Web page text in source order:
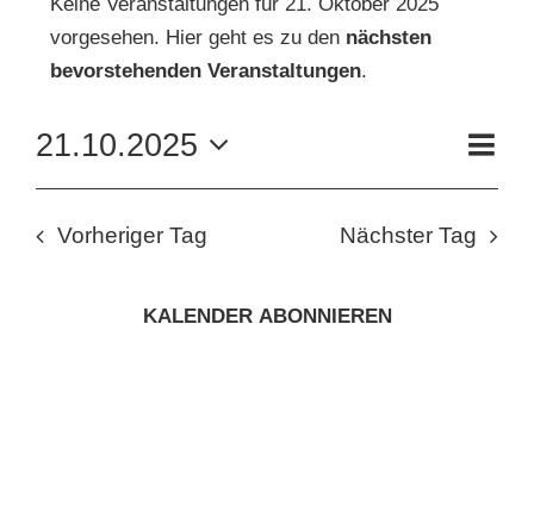
KUNSTSCHULE
KRONBERGER MALERKOLONIE
NACH:
FÜR
OKTOBER
2025
Hinweis
vorgesehen. Hier geht es zu den nächsten
bevorstehenden Veranstaltungen.
Tag
21.10.2025
Datum
Vorheriger Tag Nächster Tag
KALENDER ABONNIEREN